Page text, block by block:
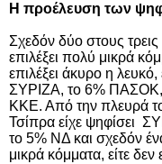
Η προέλευση των
Σχεδόν δύο στους
επιλέξει πολύ μικρά
επιλέξει άκυρο η
ΣΥΡΙΖΑ, το 6% ΠΑΣΟΚ,
ΚΚΕ. Από την πλευρά
Τσίπρα είχε ψηφίσει
το 5% ΝΔ και σχεδόν
μικρά κόμματα, είτε δεν